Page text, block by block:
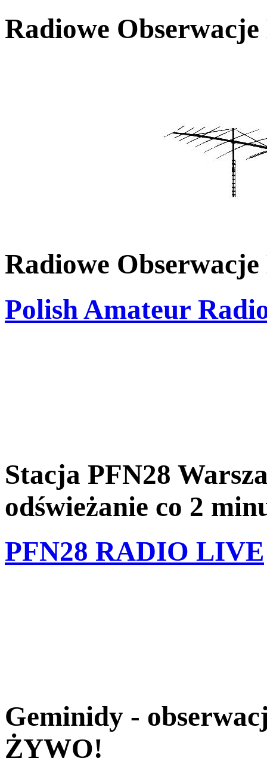
Radiowe
Radiowe
Polish Amateur
Stacja PFN28
odświeżanie co 2
PFN28 RADIO LIVE
Geminidy -
ŻYWO!